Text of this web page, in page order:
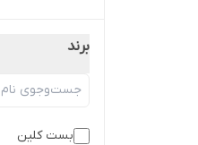
برند
بست کلین